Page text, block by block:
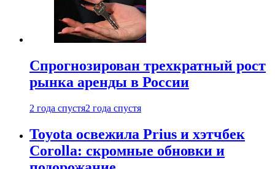
Спрогнозирован трехкратный рост
рынка аренды в России
2 года спустя2 года спустя
Toyota освежила Prius и хэтчбек
Corolla: скромные обновки и